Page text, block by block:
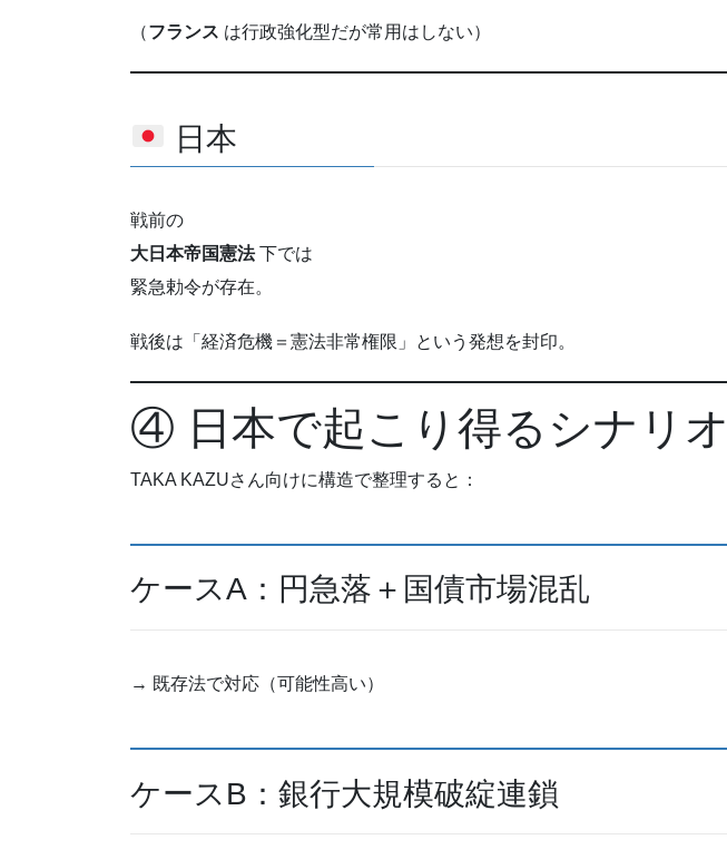
（フランス は行政強化型だが常用はしない）
日本
戦前の
大日本帝国憲法下では
緊急勅令が存在。
戦後は「経済危機＝憲法非常権限」という発想を封印。
④ 日本で起こり得るシナリオ
TAKA KAZUさん向けに構造で整理すると：
ケースA：円急落＋国債市場混乱
→ 既存法で対応（可能性高い）
ケースB：銀行大規模破綻連鎖